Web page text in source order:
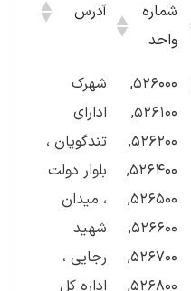
شماره
واحد
آدرس
شماره
واحد
آدرس
۵۲۶۰۰۰,
۵۲۶۱۰۰,
۵۲۶۲۰۰,
۵۲۶۴۰۰,
۵۲۶۵۰۰,
۵۲۶۶۰۰,
۵۲۶۷۰۰,
شهرک
ادارای
تندگویان ،
بلوار دولت
، میدان
شهید
رجایی ،